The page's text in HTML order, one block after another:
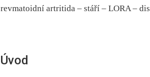
revmatoidní artritida –⁠ stáří –⁠ LORA –⁠
Úvod